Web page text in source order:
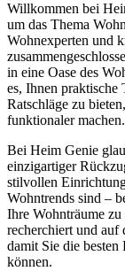
Willkommen bei
um das Thema
Wohnexperten und
in eine Oase des
es, Ihnen praktische
Ratschläge zu
funktionaler machen.
Bei Heim Genie
einzigartiger
stilvollen
Wohntrends sind –
Ihre Wohnträume
recherchiert und auf
damit Sie die
können.